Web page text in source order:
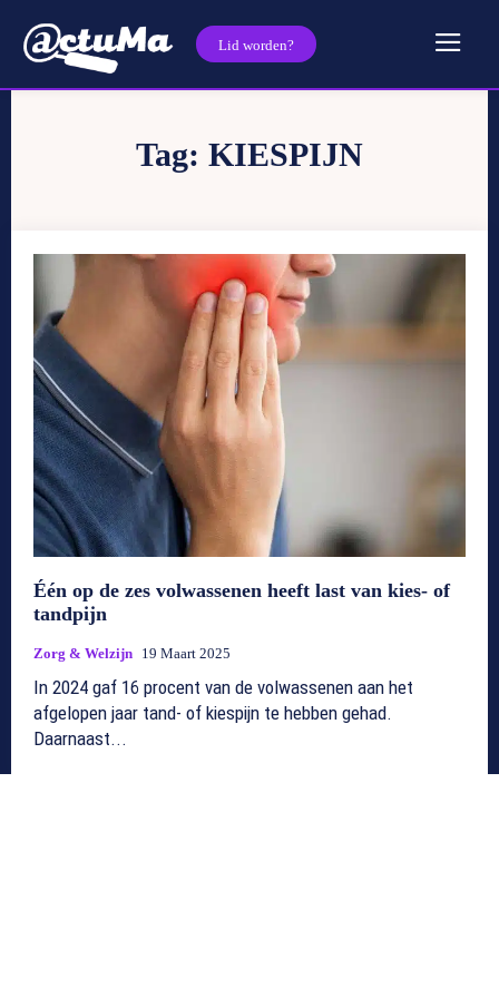
Lid worden?
Tag: KIESPIJN
Één op de zes volwassenen heeft last van kies- of
tandpijn
Zorg & Welzijn 19 Maart 2025
In 2024 gaf 16 procent van de volwassenen aan het
afgelopen jaar tand- of kiespijn te hebben gehad.
Daarnaast...